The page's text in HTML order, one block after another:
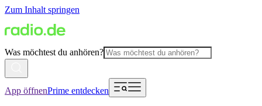
Zum Inhalt springen
Was möchtest du anhören?
App öffnenPrime entdecken